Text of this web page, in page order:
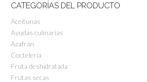
CATEGORÍAS DEL PRODUCTO
Aceitunas
Ayudas culinarias
Azafrán
Coctelería
Fruta deshidratada
Frutas secas